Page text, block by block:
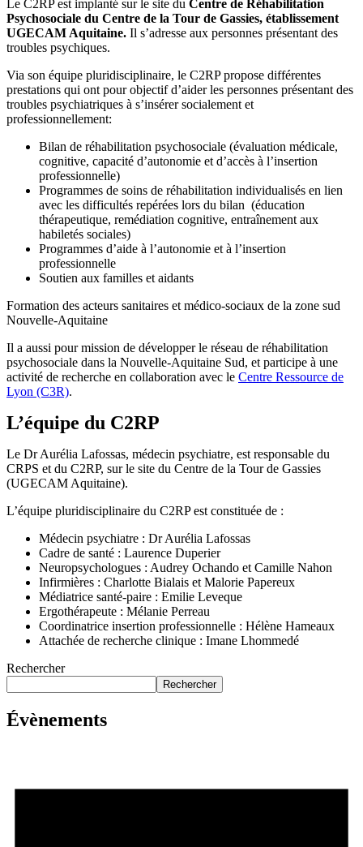
Le C2RP est implanté sur le site du Centre de Réhabilitation
Psychosociale du Centre de la Tour de Gassies, établissement
UGECAM Aquitaine. Il s’adresse aux personnes présentant des
troubles psychiques.
Via son équipe pluridisciplinaire, le C2RP propose différentes
prestations qui ont pour objectif d’aider les personnes présentant des
troubles psychiatriques à s’insérer socialement et
professionnellement:
Bilan de réhabilitation psychosociale (évaluation médicale,
cognitive, capacité d’autonomie et d’accès à l’insertion
professionnelle)
Programmes de soins de réhabilitation individualisés en lien
avec les difficultés repérées lors du bilan (éducation
thérapeutique, remédiation cognitive, entraînement aux
habiletés sociales)
Programmes d’aide à l’autonomie et à l’insertion
professionnelle
Soutien aux familles et aidants
Formation des acteurs sanitaires et médico-sociaux de la zone sud
Nouvelle-Aquitaine
Il a aussi pour mission de développer le réseau de réhabilitation
psychosociale dans la Nouvelle-Aquitaine Sud, et participe à une
activité de recherche en collaboration avec le Centre Ressource de
Lyon (C3R).
L’équipe du C2RP
Le Dr Aurélia Lafossas, médecin psychiatre, est responsable du
CRPS et du C2RP, sur le site du Centre de la Tour de Gassies
(UGECAM Aquitaine).
L’équipe pluridisciplinaire du C2RP est constituée de :
Médecin psychiatre : Dr Aurélia Lafossas
Cadre de santé : Laurence Duperier
Neuropsychologues : Audrey Ochando et Camille Nahon
Infirmières : Charlotte Bialais et Malorie Papereux
Médiatrice santé-paire : Emilie Leveque
Ergothérapeute : Mélanie Perreau
Coordinatrice insertion professionnelle : Hélène Hameaux
Attachée de recherche clinique : Imane Lhommedé
Rechercher
Rechercher
Évènements